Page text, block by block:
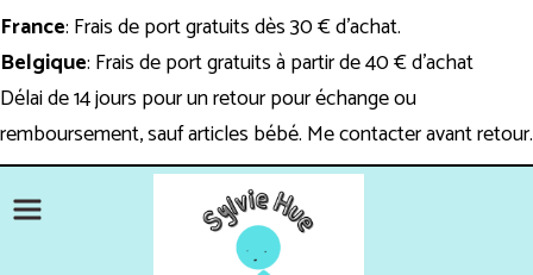
France: Frais de port gratuits dès 30 € d'achat.
Belgique: Frais de port gratuits à partir de 40 € d'achat
Délai de 14 jours pour un retour pour échange ou
remboursement, sauf articles bébé. Me contacter avant retour.